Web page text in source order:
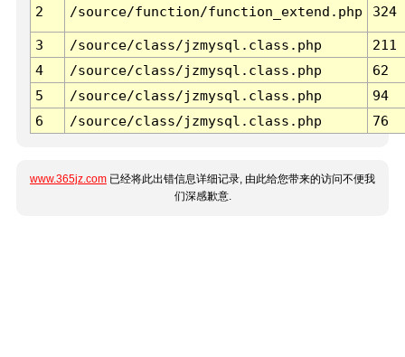
2 /source/function/function_extend.php 324
3 /source/class/jzmysql.class.php
211
4
/source/class/jzmysql.class.php
62
5
/source/class/jzmysql.class.php
94
6
/source/class/jzmysql.class.php 76
www.365jz.com 已经将此出错信息详细记录, 由此给您带来的访问不便我
们深感歉意.